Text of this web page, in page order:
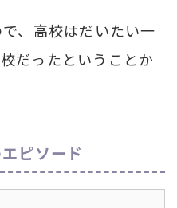
、高校はだいたい一
だったということか
ピソード